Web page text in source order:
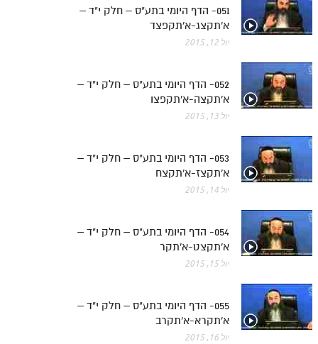
051- הדף היומי בתע"ס – חלק י"ד –
א'תקצג-א'תקפצד
יול 12, 2015
052- הדף היומי בתע"ס – חלק י"ד –
א'תקצה-א'תקפצו
יול 13, 2015
053- הדף היומי בתע"ס – חלק י"ד –
א'תקצז-א'תקצח
יול 14, 2015
054- הדף היומי בתע"ס – חלק י"ד –
א'תקצט-א'תקר
יול 15, 2015
055- הדף היומי בתע"ס – חלק י"ד –
א'תקרא-א'תקרב
יול 16, 2015